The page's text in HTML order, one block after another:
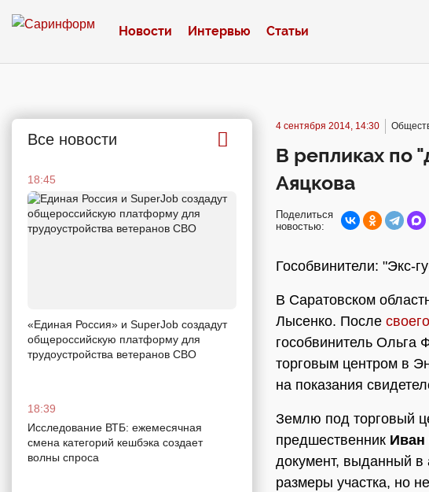
Новости Интервью Статьи
Все новости
18:45
«Единая Россия» и SuperJob создадут
общероссийскую платформу для
трудоустройства ветеранов СВО
18:39
Исследование ВТБ: ежемесячная
смена категорий кешбэка создает
волны спроса
4 сентября 2014, 14:30
В репликах по
Аяцкова
Поделиться
новостью:
Гособвинители: "Экс-
В Саратовском
Лысенко. После
гособвинитель Ольга
торговым центром в
на показания
Землю под торговый
предшественник Иван
документ, выданный в
размеры участка, но